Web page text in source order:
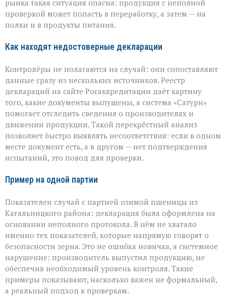
рынка такая ситуация опасна: продукция с неполной
проверкой может попасть в переработку, а затем — на
полки и в продукты питания.
Как находят недостоверные декларации
Контролёры не полагаются на случай: они сопоставляют
данные сразу из нескольких источников. Реестр
деклараций на сайте Росаккредитации даёт картину
того, какие документы выпущены, а система «Сатурн»
помогает отследить сведения о производителях и
движении продукции. Такой перекрёстный анализ
позволяет быстро выявлять несоответствия: если в одном
месте документ есть, а в другом — нет подтверждения
испытаний, это повод для проверки.
Пример на одной партии
Показателен случай с партией озимой пшеницы из
Кагальницкого района: декларация была оформлена на
основании неполного протокола. В нём не хватало
именно тех показателей, которые напрямую говорят о
безопасности зерна. Это не ошибка новичка, а системное
нарушение: производитель выпустил продукцию, не
обеспечив необходимый уровень контроля. Такие
примеры показывают, насколько важен не формальный,
а реальный подход к проверкам.